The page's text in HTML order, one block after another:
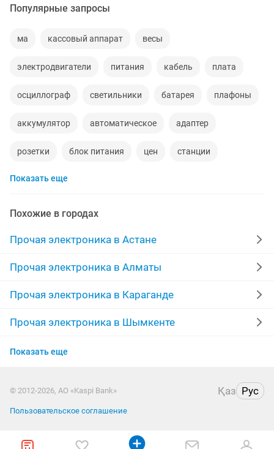
Популярные запросы
ма кассовый аппарат весы
электродвигатели питания кабель плата
осциллограф светильники батарея плафоны
аккумулятор автоматическое адаптер
розетки блок питания цен станции
терминалы
шлагбаум epson электро
распашные ворота аккумуляторные
пульты управления светодиоды
люстры новые калькулятор работа 1
батарейка
Показать еще
Похожие в городах
Прочая электроника в Астане
Прочая электроника в Алматы
Прочая электроника в Караганде
Прочая электроника в Шымкенте
Прочая электроника в Усть-Каменогорске
Прочая электроника в Павлодаре
Прочая электроника в Уральске
Показать еще
© 2012-2026, АО «Kaspi Bank» Қаз Рус
Пользовательское соглашение